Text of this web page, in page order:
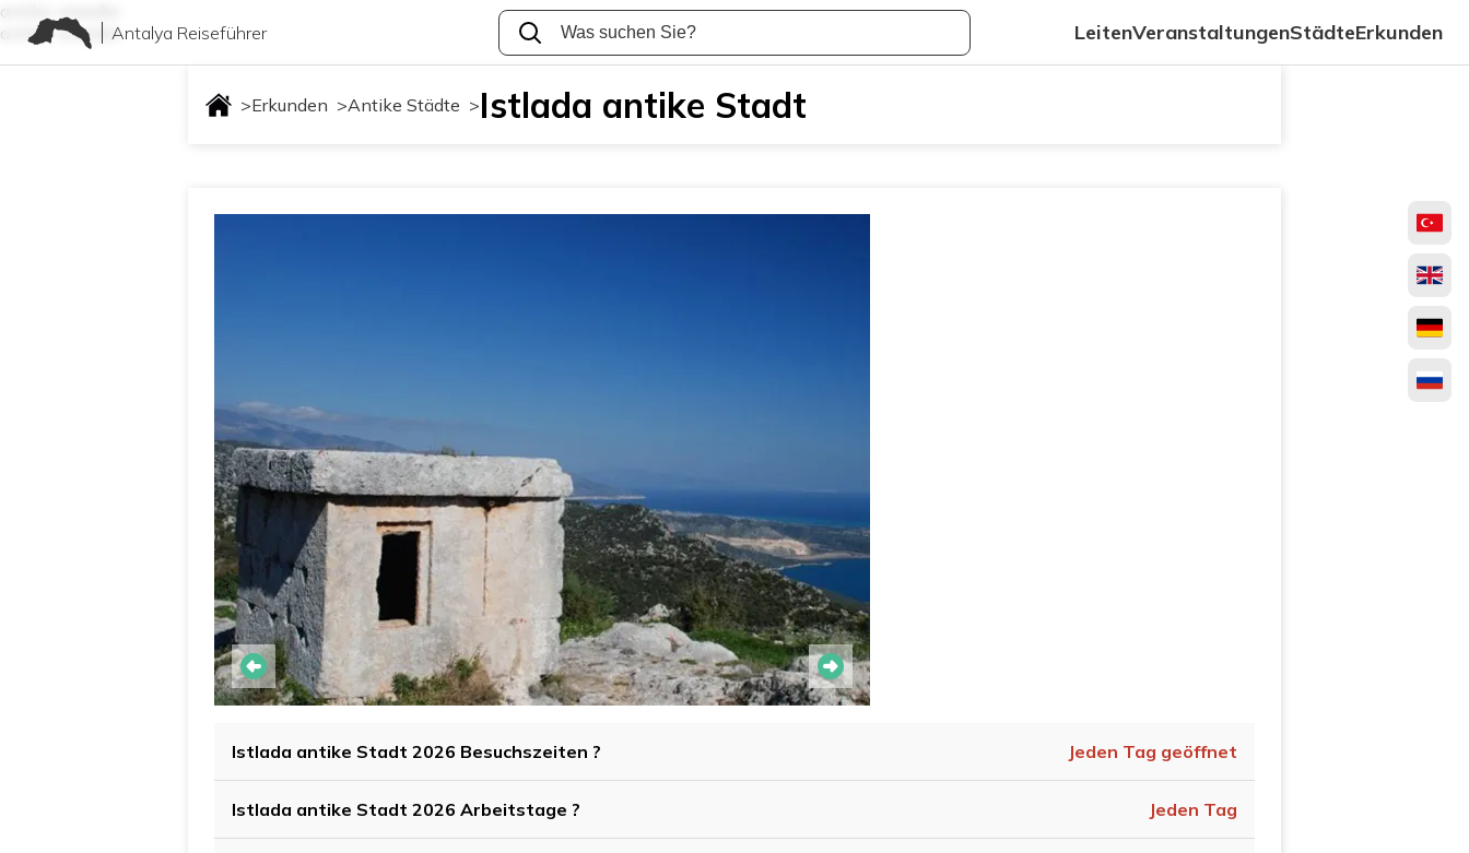
antike-staedte
antike-staedteAntalya Reiseführer LeitenVeranstaltungenStädteErkunden
>Erkunden >Antike Städte >Istlada antike Stadt
Istlada antike Stadt 2026 Besuchszeiten ? Jeden Tag geöffnet
Istlada antike Stadt 2026 Arbeitstage ? Jeden Tag